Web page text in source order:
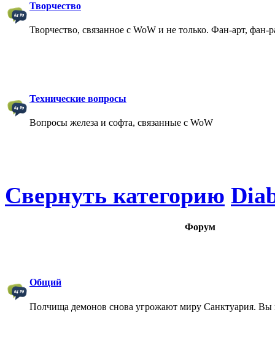
Творчество
Творчество, связанное с WoW и не только. Фан-арт, фан-
Технические вопросы
Вопросы железа и софта, связанные с WoW
Свернуть категорию
Форум
Общий
Полчища демонов снова угрожают миру Санктуария. Вы